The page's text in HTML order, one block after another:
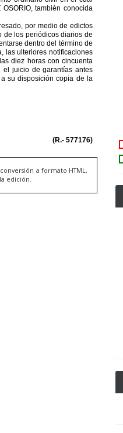
a formato HTML,
edición.